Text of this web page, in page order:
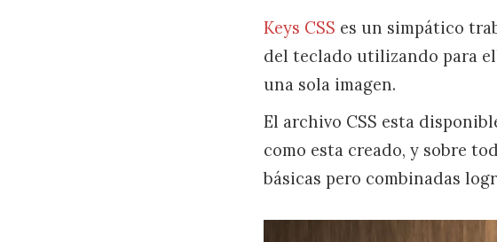
Keys CSS es un simpático
del teclado utilizando para
una sola imagen.
El archivo CSS esta
como esta creado, y sobre
básicas pero combinadas